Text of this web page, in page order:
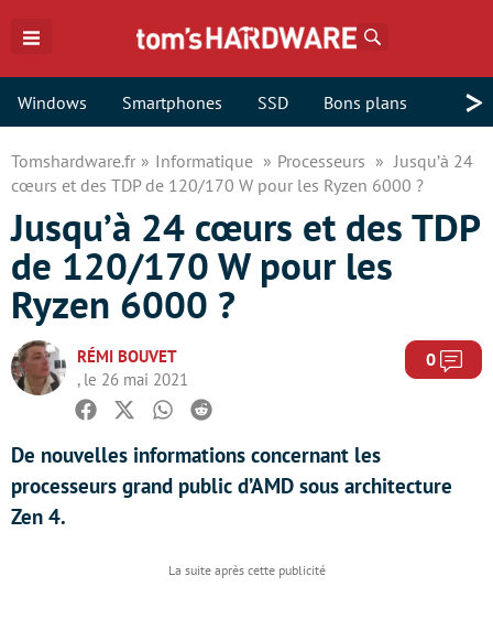
Windows Smartphones SSD Bons plans >
Tomshardware.fr Informatique Processeurs
Jusqu’à 24
cœurs et des TDP de 120/170 W pour les Ryzen 6000 ?
Jusqu’à 24 cœurs et des TDP
de 120/170 W pour les
Ryzen 6000 ?
RÉMI BOUVET
, le 26 mai 2021
0
Facebook
TwitterWhatsapp
Reddit
De nouvelles informations concernant les
processeurs grand public d’AMD sous architecture
Zen 4.